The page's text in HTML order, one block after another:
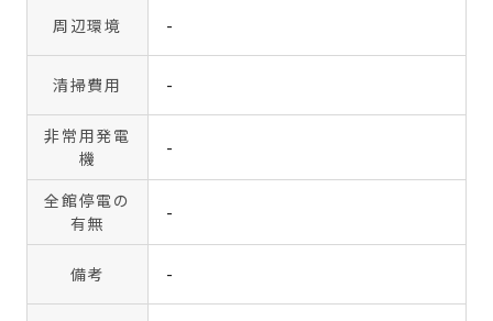
周辺環境 -
清掃費用 -
非常用発電
機
-
全館停電の
有無
-
備考 -